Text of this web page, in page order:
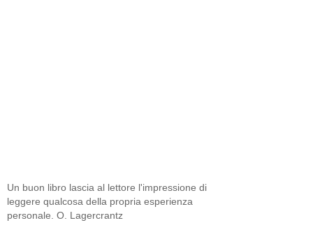
Un buon libro lascia al lettore l'impressione di
leggere qualcosa della propria esperienza
personale. O. Lagercrantz